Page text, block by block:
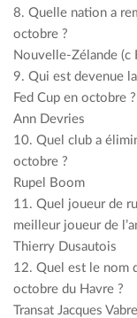
8. Quelle nation a
octobre ?
Nouvelle-Zélande (c
9. Qui est devenue
Fed Cup en octobre ?
Ann Devries
10. Quel club a
octobre ?
Rupel Boom
11. Quel joueur de
meilleur joueur de
Thierry Dusautois
12. Quel est le nom
octobre du Havre ?
Transat Jacques Vabre